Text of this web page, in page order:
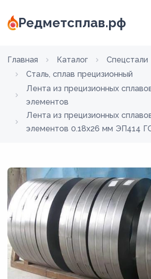
Редметсплав.рф
Главная Каталог
Спецстали
Сталь, сплав прецизионный
Лента из прецизионных
элементов
Лента из прецизионных
элементов 0.18x26 мм ЭП414